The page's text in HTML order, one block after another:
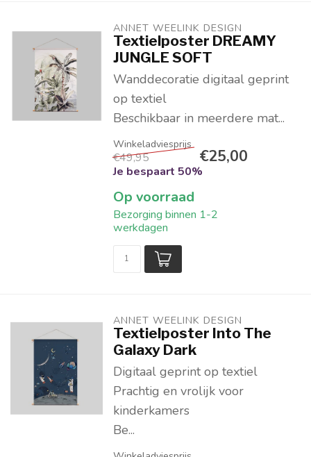
ANNET WEELINK DESIGN
Textielposter DREAMY
JUNGLE SOFT
Wanddecoratie digitaal geprint
op textiel
Beschikbaar in meerdere mat...
€49,95 €25,00
Je bespaart 50%
Op voorraad
Bezorging binnen 1-2
werkdagen
ANNET WEELINK DESIGN
Textielposter Into The
Galaxy Dark
Digitaal geprint op textiel
Prachtig en vrolijk voor
kinderkamers
Be...